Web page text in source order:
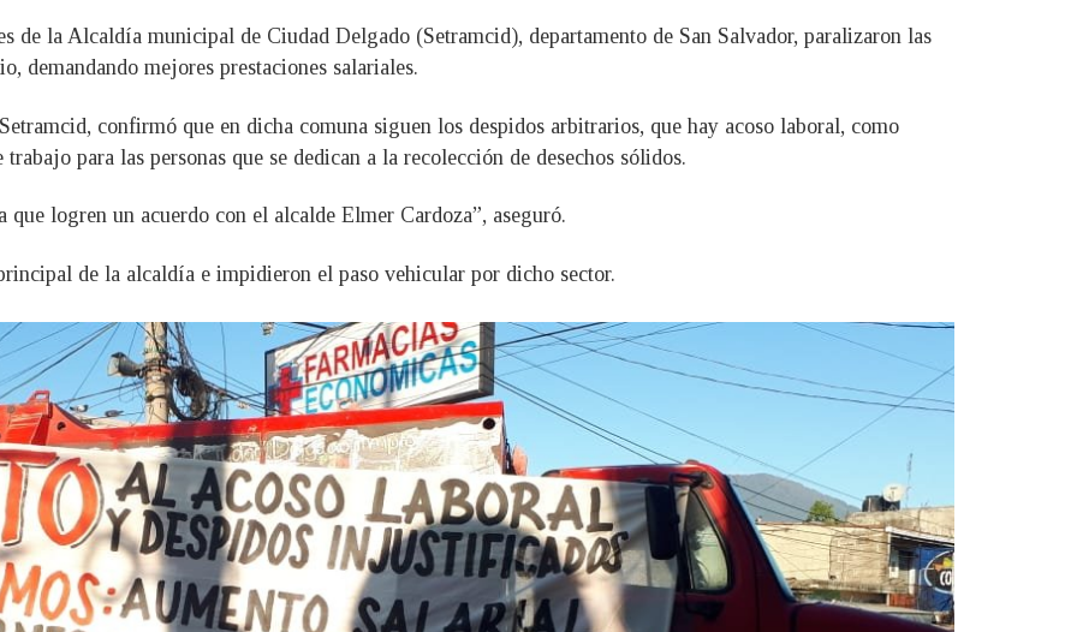
de la Alcaldía municipal de Ciudad Delgado (Setramcid), departamento de San Salvador, paralizaron las
demandando mejores prestaciones salariales.
confirmó que en dicha comuna siguen los despidos arbitrarios, que hay acoso laboral, como
para las personas que se dedican a la recolección de desechos sólidos.
logren un acuerdo con el alcalde Elmer Cardoza”, aseguró.
de la alcaldía e impidieron el paso vehicular por dicho sector.